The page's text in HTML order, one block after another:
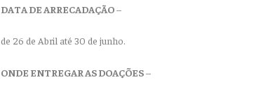
DATA DE ARRECADAÇÃO–
de 26 de Abril até 30 de junho.
ONDE ENTREGAR AS DOAÇÕES–